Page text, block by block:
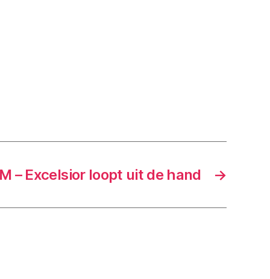
→
– Excelsior loopt uit de hand